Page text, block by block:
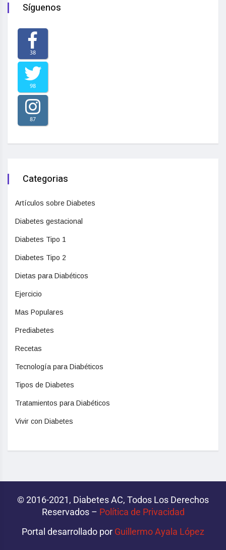
Síguenos
38
98
87
Categorias
Artículos sobre Diabetes
Diabetes gestacional
Diabetes Tipo 1
Diabetes Tipo 2
Dietas para Diabéticos
Ejercicio
Mas Populares
Prediabetes
Recetas
Tecnología para Diabéticos
Tipos de Diabetes
Tratamientos para Diabéticos
Vivir con Diabetes
© 2016-2021, Diabetes AC, Todos Los Derechos
Reservados – Política de Privacidad‌­
Portal desarrollado por Guillermo Ayala López